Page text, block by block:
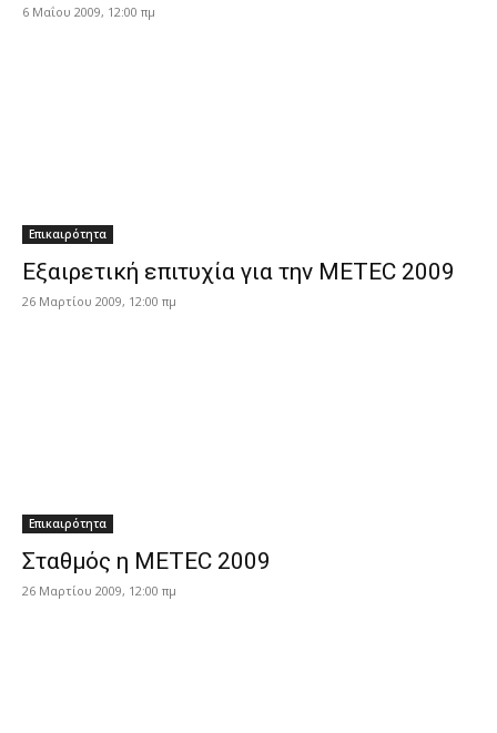
6 Μαΐου 2009, 12:00 πμ
Επικαιρότητα
Εξαιρετική επιτυχία για την ΜΕΤΕC 2009
26 Μαρτίου 2009, 12:00 πμ
Επικαιρότητα
Σταθμός η METEC 2009
26 Μαρτίου 2009, 12:00 πμ